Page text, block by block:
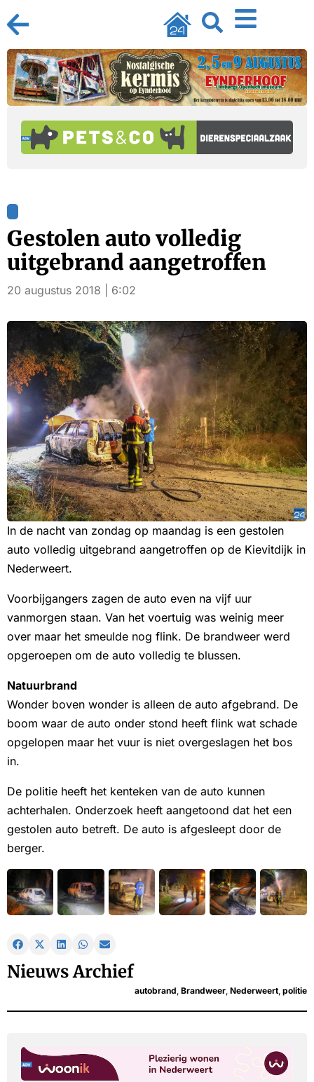
Gestolen auto volledig
uitgebrand aangetroffen
20 augustus 2018 | 6:02
In de nacht van zondag op maandag is een gestolen
auto volledig uitgebrand aangetroffen op de Kievitdijk in
Nederweert.
Voorbijgangers zagen de auto even na vijf uur
vanmorgen staan. Van het voertuig was weinig meer
over maar het smeulde nog flink. De brandweer werd
opgeroepen om de auto volledig te blussen.
Natuurbrand
Wonder boven wonder is alleen de auto afgebrand. De
boom waar de auto onder stond heeft flink wat schade
opgelopen maar het vuur is niet overgeslagen het bos
in.
De politie heeft het kenteken van de auto kunnen
achterhalen. Onderzoek heeft aangetoond dat het een
gestolen auto betreft. De auto is afgesleept door de
berger.
Nieuws Archief
autobrand Brandweer Nederweert politie